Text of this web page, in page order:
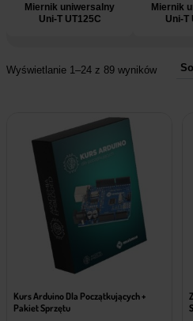
Miernik uniwersalny
Uni-T UT125C
Miernik
Uni-T
Wyświetlanie 1–24 z 89 wyników
Kurs Arduino Dla Początkujących +
Pakiet Sprzętu